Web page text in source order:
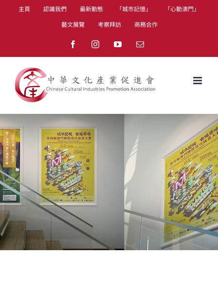
主頁 認識我們 最新動態 「城市記憶」
「心動澳門」
藝文展覽
考察拜訪 商務合作
FacebookInstagramYouTubeEmail